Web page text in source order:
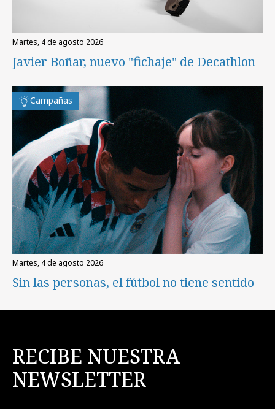
martes, 4 de agosto 2026
Javier Boñar, nuevo "fichaje" de Decathlon
Campañas
martes, 4 de agosto 2026
Sin las personas, el fútbol no tiene sentido
RECIBE NUESTRA
NEWSLETTER